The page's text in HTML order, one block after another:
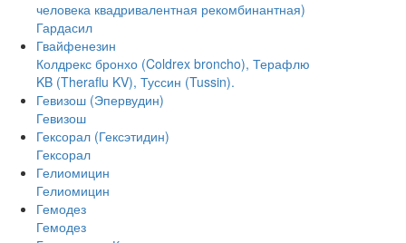
человека квадривалентная рекомбинантная)
Гардасил
Гвайфенезин
Колдрекс бронхо (Coldrex broncho), Терафлю
KB (Theraflu KV), Туссин (Tussin).
Гевизош (Эпервудин)
Гевизош
Гексорал (Гексэтидин)
Гексорал
Гелиомицин
Гелиомицин
Гемодез
Гемодез